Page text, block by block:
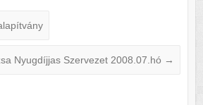
Nyugdíjjas Szervezet 2008.07.hó →